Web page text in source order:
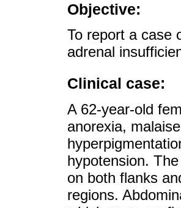
Objective:
To report a case
adrenal
Clinical case:
A 62-year-old
anorexia,
hypotension.
on both flanks
regions.